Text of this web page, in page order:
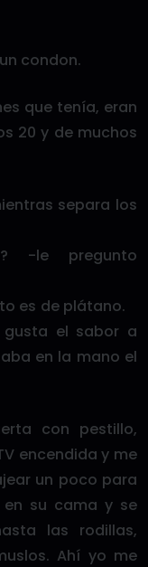
condon.
que tenía, eran
20 y de muchos
separa los
-le pregunto
es de plátano.
el sabor a
en la mano el
con pestillo,
encendida y me
un poco para
en su cama y se
las rodillas,
Ahí yo me